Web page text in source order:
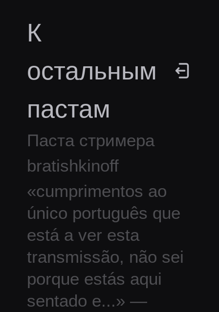
К
остальным
пастам
Паста стримера
bratishkinoff
«cumprimentos ao
único português que
está a ver esta
transmissão, não sei
porque estás aqui
sentado e...» —